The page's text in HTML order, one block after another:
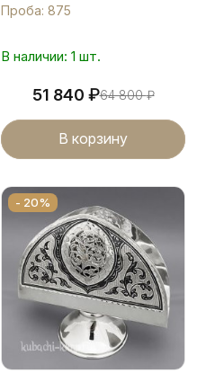
Проба: 875
В наличии: 1 шт.
51 840 ₽64 800₽
В корзину
- 20%